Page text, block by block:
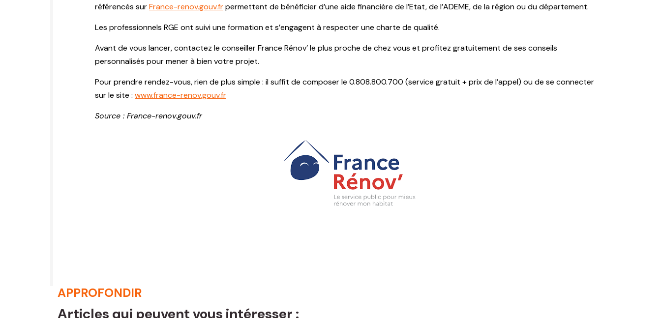
référencés surFrance-renov.gouv.frpermettent de bénéficier d’une aide financière de l’Etat, de l’ADEME, de la région ou du département.
Les professionnels RGE ont suivi une formation et s’engagent à respecter une charte de qualité.
Avant de vous lancer, contactez le conseiller France Rénov’ le plus proche de chez vous et profitez gratuitement de ses conseils
personnalisés pour mener à bien votre projet.
Pour prendre rendez-vous, rien de plus simple : il suffit de composer le 0.808.800.700 (service gratuit + prix de l’appel) ou de se connecter
sur le site : www.france-renov.gouv.fr
Source : France-renov.gouv.fr
APPROFONDIR
Articles qui peuvent vous intéresser :